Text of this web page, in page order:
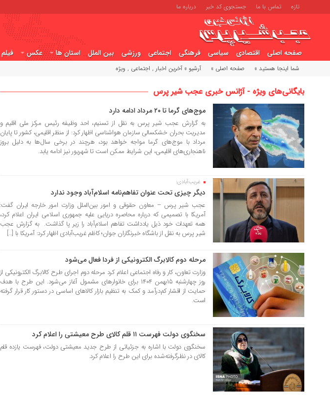
تازه تماس با ما جستجوی کد خبر درباره ما
صفحه اصلی اقتصادی سیاسی فرهنگی اجتماعی ورزشی بین الملل استان ها عکس فیلم
شما اینجا هستید » صفحه اصلی » آرشیو » آخرین اخبار , اجتماعی , ویژه
بایگانی‌های ویژه - آژانس خبری عجب شیر پرس
موج‌های گرما تا ۲۰ مرداد ادامه دارد
به گزارش عجب شیر پرس به نقل از تسنیم، احد وظیفه رئیس مرکز ملی اقلیم و
مدیریت بحران خشکسالی سازمان هواشناسی اظهار کرد: از منظر اقلیمی، کشور تا پایان
مرداد با موج‌های گرما مواجه خواهد بود، هرچند در برخی سال‌ها به دلیل بروز
ناهنجاری‌های اقلیمی، این شرایط ممکن است تا شهریور نیز ادامه یابد.
24 تیر 1405
غریب‌آبادی:
دیگر چیزی تحت عنوان تفاهم‌نامه اسلام‌آباد وجود ندارد
عجب شیر پرس – معاون حقوقی و امور بین‌الملل وزارت امور خارجه ایران گفت:
آمریکا با تصمیمی که درباره محاصره دریایی علیه جمهوری اسلامی ایران اعلام کرد،
همه تعهدات خود ذیل یادداشت تفاهم اسلام‌آباد را زیر پا گذاشت. به گزارش عجب
شیر پرس به نقل از باشگاه خبرنگاران جوان؛ کاظم غریب‌آبادی اظهار کرد: آمریکا با […]
14 بهمن 1404 مرحله دوم کالابرگ الکترونیکی از فردا فعال می‌شود
وزارت تعاون، کار و رفاه اجتماعی اعلام کرد مرحله دوم اجرای طرح کالابرگ الکترونیکی از
روز چهارشنبه ۱۵بهمن ۱۴۰۴ برای خانوارهای مشمول آغاز می‌شود. این طرح با هدف
حمایت از اقشار کم‌درآمد و کمک به تنظیم بازار کالاهای اساسی در دستور کار قرار گرفته
است.
سخنگوی دولت فهرست ۱۱ قلم کالای طرح معیشتی را اعلام کرد
سخنگوی دولت با اشاره به جزئیاتی از طرح جدید معیشتی دولت، فهرست یازده قلم
کالای در نظرگرفته‌شده برای این طرح را اعلام کرد.